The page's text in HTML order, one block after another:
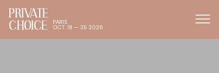
PRIVATE
CHOICE
PARIS
OCT. 18 — 25 2026